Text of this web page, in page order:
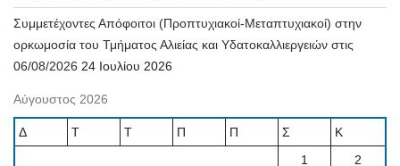
Συμμετέχοντες Απόφοιτοι (Προπτυχιακοί-Μεταπτυχιακοί) στην
ορκωμοσία του Τμήματος Αλιείας και Υδατοκαλλιεργειών στις
06/08/2026 24 Ιουλίου 2026
Αύγουστος 2026
Δ Τ Τ Π Π Σ
Κ
1
2